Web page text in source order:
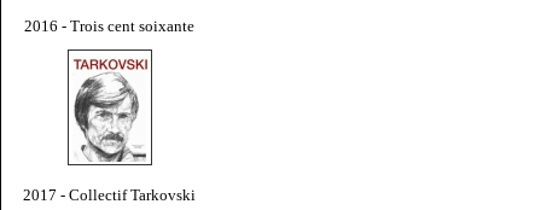
2016 - Trois cent soixante
2017 - Collectif Tarkovski